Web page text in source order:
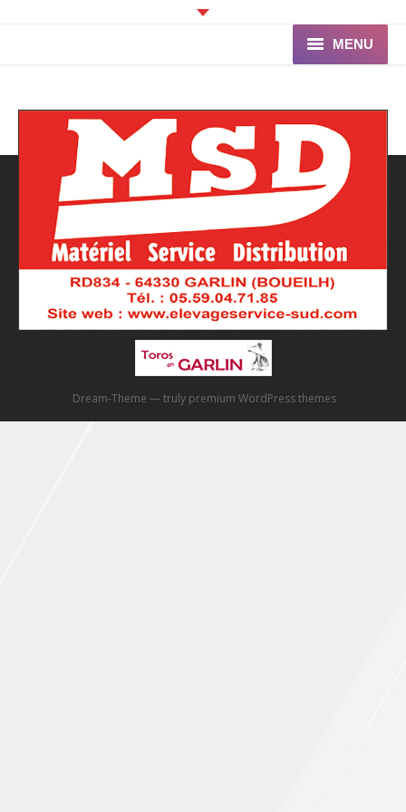
MENU
Programme
Ganaderia de PINCHA
Infos pratiques
La Peña
Dream-Theme — truly premium WordPress themes